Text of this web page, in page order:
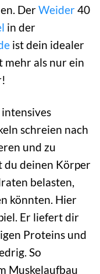
DerWeider40
in der
ist dein idealer
mehr als nur ein
schreien nach
und zu
du deinen Körper
belasten,
könnten. Hier
Er liefert dir
Proteins und
So
Muskelaufbau